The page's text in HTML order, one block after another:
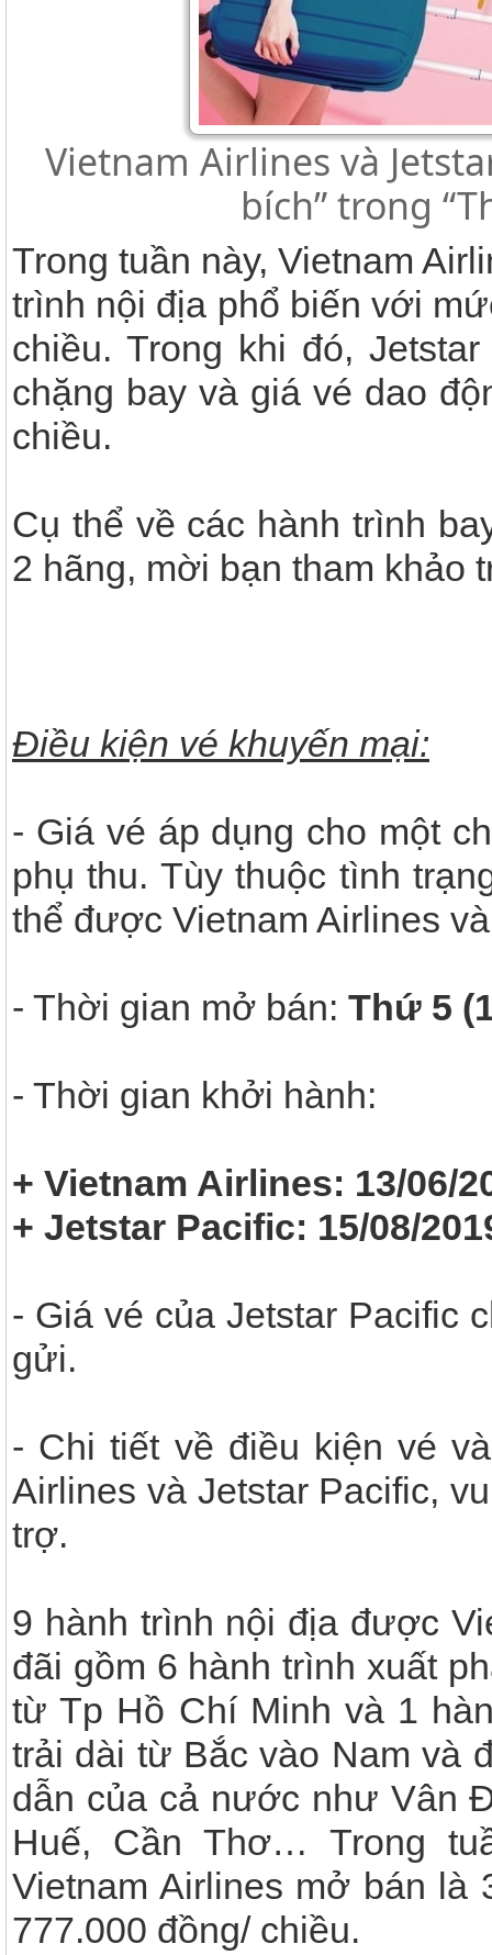
Vietnam Airlines và
bích” trong
Trong tuần này, Vietnam
trình nội địa phổ biến với
chiều. Trong khi đó,
chặng bay và giá vé dao
chiều.
Cụ thể về các hành trình
2 hãng, mời bạn tham khảo
Điều kiện vé khuyến mại:
- Giá vé áp dụng cho một
phụ thu. Tùy thuộc tình
thể được Vietnam Airlines
- Thời gian mở bán: Thứ 5
- Thời gian khởi hành:
+ Vietnam Airlines: 13/06/
+ Jetstar Pacific: 15/08/
- Giá vé của Jetstar Pacific
gửi.
- Chi tiết về điều kiện vé
Airlines và Jetstar Pacific,
trợ.
9 hành trình nội địa được
đãi gồm 6 hành trình xuất
từ Tp Hồ Chí Minh và 1
trải dài từ Bắc vào Nam và
dẫn của cả nước như Vân
Huế, Cần Thơ… Trong
Vietnam Airlines mở bán là
777.000 đồng/ chiều.